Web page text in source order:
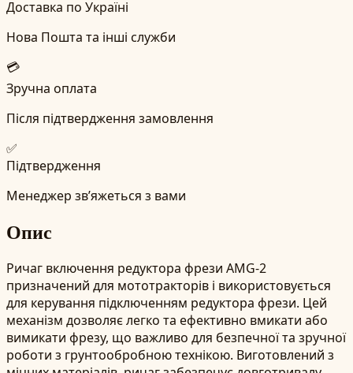
Доставка по Україні
Нова Пошта та інші служби
💳
Зручна оплата
Після підтвердження замовлення
✅
Підтвердження
Менеджер зв’яжеться з вами
Опис
Ричаг включення редуктора фрези AMG-2
призначений для мототракторів і використовується
для керування підключенням редуктора фрези. Цей
механізм дозволяє легко та ефективно вмикати або
вимикати фрезу, що важливо для безпечної та зручної
роботи з грунтообробною технікою. Виготовлений з